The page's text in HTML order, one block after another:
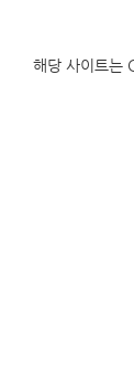
해당 사이트는